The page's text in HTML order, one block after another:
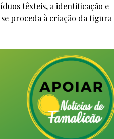
têxteis, a identificação e
proceda à criação da figura